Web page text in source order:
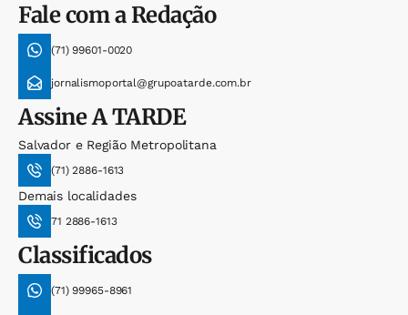
Fale com a Redação
(71) 99601-0020
jornalismoportal@grupoatarde.com.br
AssineA TARDE
Salvador e Região Metropolitana
(71) 2886-1613
Demais localidades
71 2886-1613
Classificados
(71) 99965-8961